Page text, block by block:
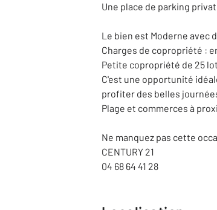
Une place de parking
Le bien est Moderne avec
Charges de copropriété :
Petite copropriété de 25
C'est une opportunité
profiter des belles
Plage et commerces à
Ne manquez pas cette
CENTURY 21
04 68 64 41 28